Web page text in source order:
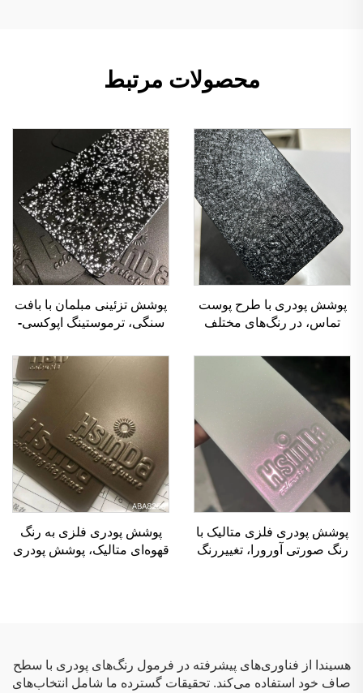
محصولات مرتبط
پوشش پودری با طرح پوست
تماس، در رنگ‌های مختلف
پوشش تزئینی مبلمان با بافت
سنگی، ترموستینگ اپوکسی-
الکترواستاتیک
پوشش پودری فلزی متالیک با
رنگ صورتی آورورا، تغییررنگ
پوشش پودری فلزی به رنگ
قهوه‌ای متالیک، پوشش پودری
هسیندا از فناوری‌های پیشرفته در فرمول رنگ‌های پودری با سطح
صاف خود استفاده می‌کند. تحقیقات گسترده ما شامل انتخاب‌های